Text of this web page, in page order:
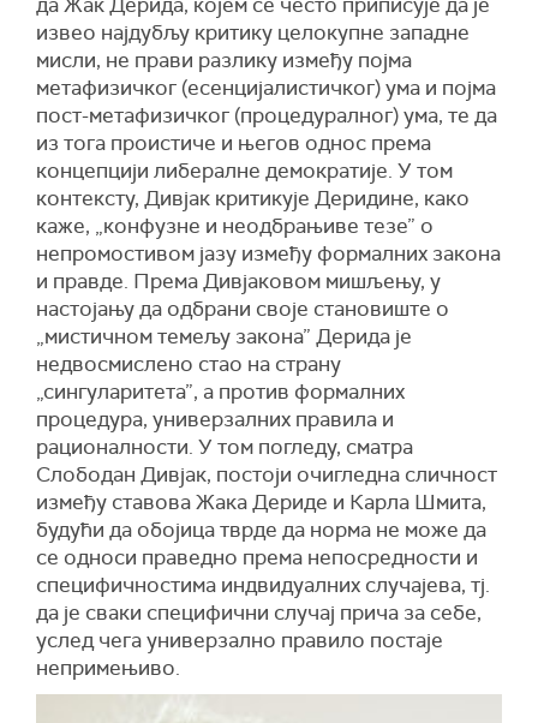
да Жак Дерида, којем се често приписује да је
извео најдубљу критику целокупне западне
мисли, не прави разлику између појма
метафизичког (есенцијалистичког) ума и појма
пост-метафизичког (процедуралног) ума, те да
из тога проистиче и његов однос према
концепцији либералне демократије. У том
контексту, Дивјак критикује Деридине, како
каже, „конфузне и неодбрањиве тезе” о
непромостивом јазу између формалних закона
и правде. Према Дивјаковом мишљењу, у
настојању да одбрани своје становиште о
„мистичном темељу закона” Дерида је
недвосмислено стао на страну
„сингуларитета”, а против формалних
процедура, универзалних правила и
рационалности. У том погледу, сматра
Слободан Дивјак, постоји очигледна сличност
између ставова Жака Дериде и Карла Шмита,
будући да обојица тврде да норма не може да
се односи праведно према непосредности и
специфичностима индвидуалних случајева, тј.
да је сваки специфични случај прича за себе,
услед чега универзално правило постаје
непримењиво.